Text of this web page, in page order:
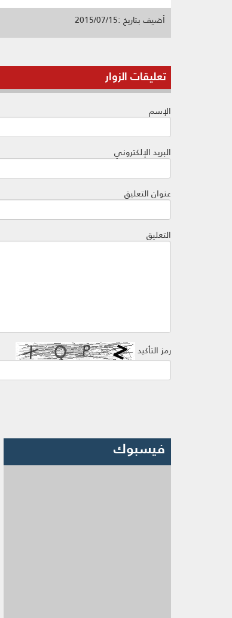
أضيف بتاريخ :2015/07/15
تعليقات الزوار
الإسم
البريد الإلكتروني
عنوان التعليق
التعليق
رمز التأكيد
فيسبوك